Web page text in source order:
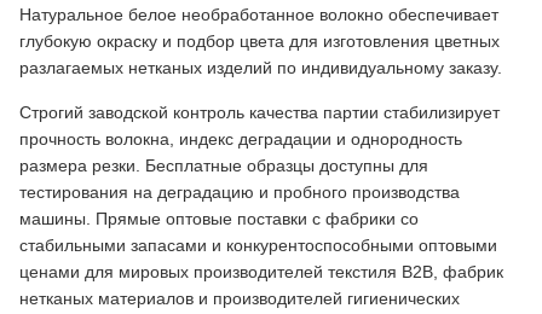
Натуральное белое необработанное волокно обеспечивает
глубокую окраску и подбор цвета для изготовления цветных
разлагаемых нетканых изделий по индивидуальному заказу.
Строгий заводской контроль качества партии стабилизирует
прочность волокна, индекс деградации и однородность
размера резки. Бесплатные образцы доступны для
тестирования на деградацию и пробного производства
машины. Прямые оптовые поставки с фабрики со
стабильными запасами и конкурентоспособными оптовыми
ценами для мировых производителей текстиля B2B, фабрик
нетканых материалов и производителей гигиенических